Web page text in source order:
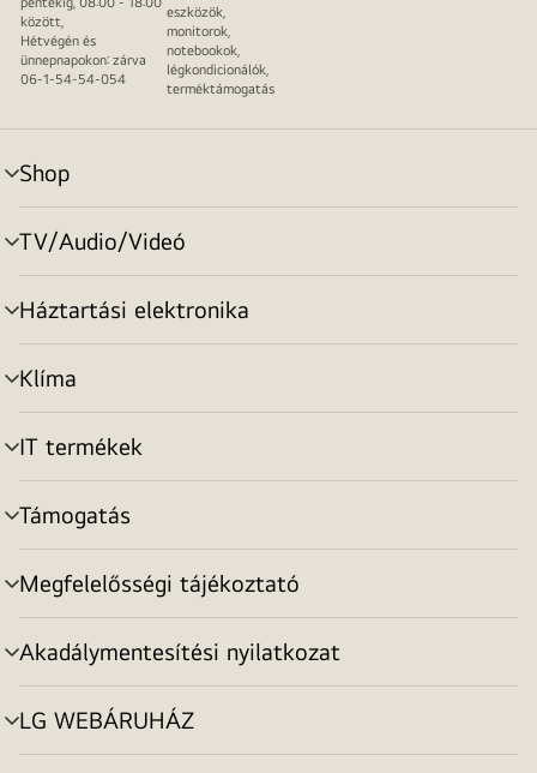
között,
Hétvégén és
ünnepnapokon: zárva
06-1-54-54-054
eszközök,
monitorok,
notebookok,
légkondicionálók,
terméktámogatás
Shop
menu
toggle
TV/Audio/Videó
menu
toggle
Háztartási elektronika
menu
toggle
Klíma
menu
toggle
IT termékek
menu
toggle
Támogatás
menu
toggle
Megfelelősségi tájékoztató
menu
toggle
Akadálymentesítési nyilatkozat
menu
toggle
LG WEBÁRUHÁZ
menu
toggle